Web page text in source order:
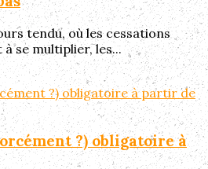
tendu, où les cessations
se multiplier, les...
?) obligatoire à